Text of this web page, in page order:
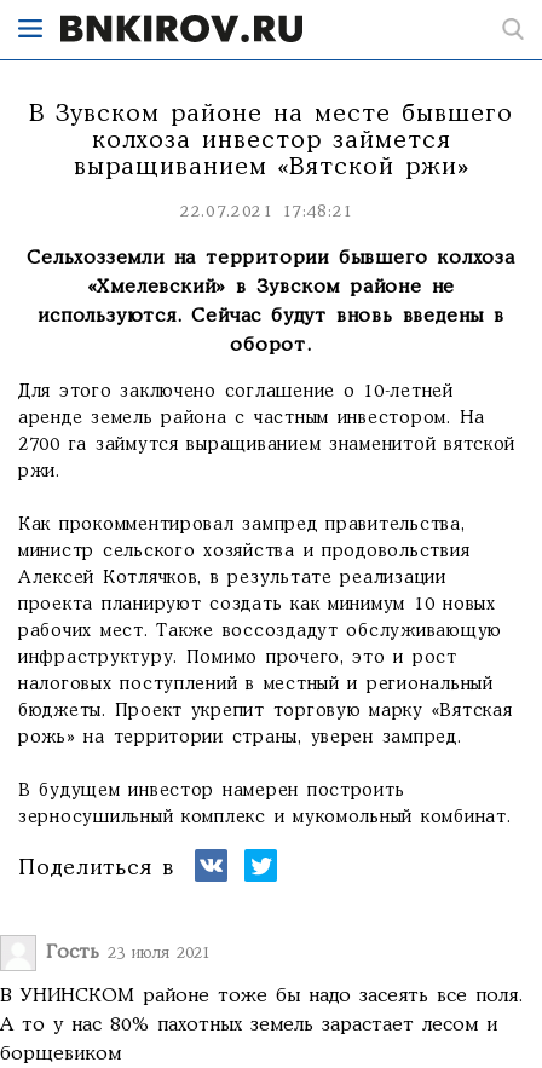
В Зувском районе на месте бывшего
колхоза инвестор займется
выращиванием «Вятской ржи»
22.07.2021 17:48:21
Сельхозземли на территории бывшего колхоза
«Хмелевский» в Зувском районе не
используются. Сейчас будут вновь введены в
оборот.
Для этого заключено соглашение о 10-летней
аренде земель района с частным инвестором. На
2700 га займутся выращиванием знаменитой вятской
ржи.
Как прокомментировал зампред правительства,
министр сельского хозяйства и продовольствия
Алексей Котлячков, в результате реализации
проекта планируют создать как минимум 10 новых
рабочих мест. Также воссоздадут обслуживающую
инфраструктуру. Помимо прочего, это и рост
налоговых поступлений в местный и региональный
бюджеты. Проект укрепит торговую марку «Вятская
рожь» на территории страны, уверен зампред.
В будущем инвестор намерен построить
зерносушильный комплекс и мукомольный комбинат.
Поделиться в
Гость 23 июля 2021
В УНИНСКОМ районе тоже бы надо засеять все поля.
А то у нас 80% пахотных земель зарастает лесом и
борщевиком